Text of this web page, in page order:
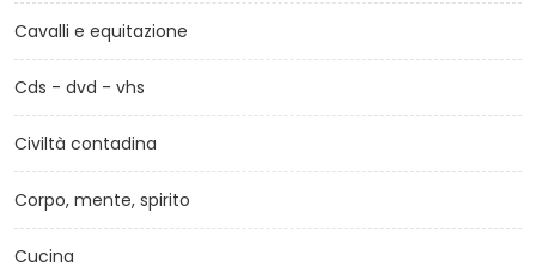
Cavalli e equitazione
Cds - dvd - vhs
Civiltà contadina
Corpo, mente, spirito
Cucina